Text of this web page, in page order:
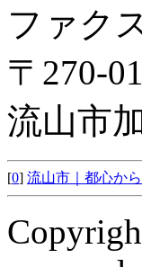
ファク
〒270-
流山市
[0] 流山市｜都心か